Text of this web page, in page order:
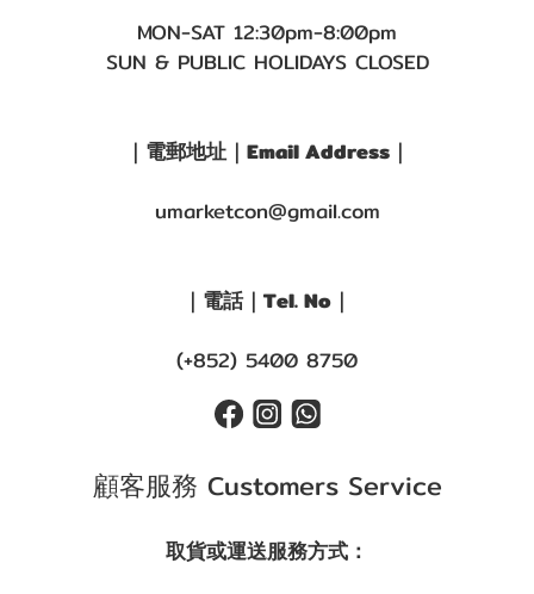
MON-SAT 12:30pm-8:00pm
SUN & PUBLIC HOLIDAYS CLOSED
｜電郵地址｜Email Address｜
umarketcon@gmail.com
｜電話｜Tel. No｜
(+852) 5400 8750
顧客服務 Customers Service
取貨或運送服務方式：